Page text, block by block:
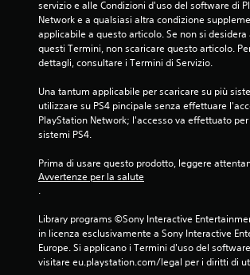
servizio e alle Condizioni d'uso del software di
Network e a qualsiasi altra condizione
applicabile a questo articolo. Se non si
questi Termini, non scaricare questo articolo.
dettagli, consultare i Termini di Servizio.
Una tantum applicabile per scaricare su più
utilizzare su PS4 pincipale senza effettuare
PlayStation Network; l'accesso va effettuato
sistemi PS4.
Prima di usare questo prodotto, leggere
Avvertenze per la salute
.
Library programs ©Sony Interactive
in licenza esclusivamente a Sony Interactive
Europe. Si applicano i Termini d'uso del
visitare eu.playstation.com/legal per i diritti di